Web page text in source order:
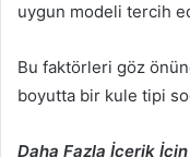
uygun modeli tercih
Bu faktörleri göz
boyutta bir kule tipi
Daha Fazla İçerik İçin